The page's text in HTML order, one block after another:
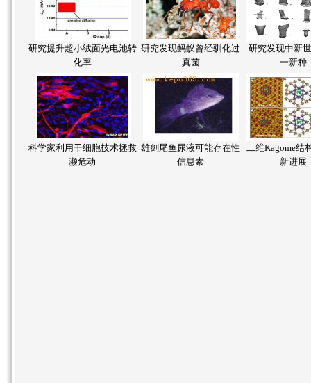
研究提升超小绒面光电池转
化率
研究发现蚂蚁曾经驯化过
真菌
研究发现中新
一新种
科学家利用干细胞技术拯救
濒危动
雄剑尾鱼尿液可能存在性
信息素
二维Kagome结
新进展